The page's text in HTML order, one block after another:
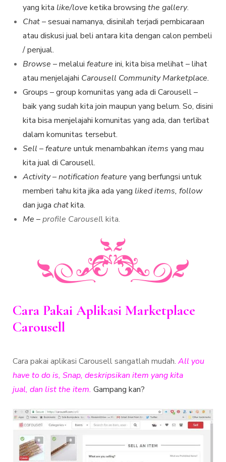
yang kita like/love ketika browsing the gallery.
Chat –sesuai namanya, disinilah terjadi pembicaraan
atau diskusi jual beli antara kita dengan calon pembeli
/ penjual.
Browse – melalui feature ini, kita bisa melihat – lihat
atau menjelajahi Carousell Community Marketplace.
Groups – group komunitas yang ada di Carousell –
baik yang sudah kita join maupun yang belum. So, disini
kita bisa menjelajahi komunitas yang ada, dan terlibat
dalam komunitas tersebut.
Sell –feature untuk menambahkan items yang mau
kita jual di Carousell.
Activity–notification feature yang berfungsi untuk
memberi tahu kita jika ada yang liked items, follow
dan juga chatkita.
Me –profile Carousell kita.
Cara Pakai Aplikasi Marketplace
Carousell
Cara pakai aplikasi Carousell sangatlah mudah. All you
have to do is, Snap, deskripsikan item yang kita
jual, dan list the item. Gampang kan?